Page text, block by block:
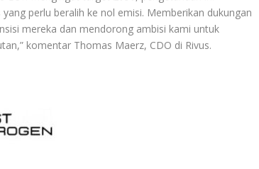
perlu beralih ke nol emisi. Memberikan dukungan
mereka dan mendorong ambisi kami untuk
komentar Thomas Maerz, CDO di Rivus.